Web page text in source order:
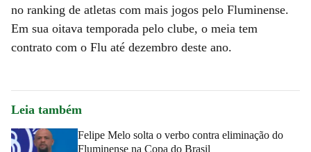
no ranking de atletas com mais jogos pelo Fluminense.
Em sua oitava temporada pelo clube, o meia tem
contrato com o Flu até dezembro deste ano.
Leia também
Felipe Melo solta o verbo contra eliminação do
Fluminense na Copa do Brasil